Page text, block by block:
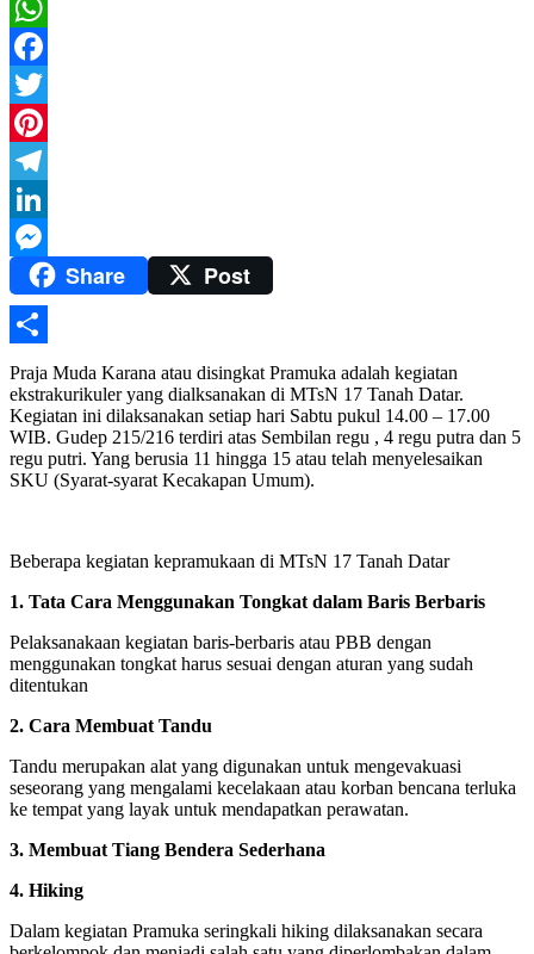
WhatsApp
Facebook
Twitter
Pinterest
Telegram
LinkedIn
MessengerShare Post
Share
Praja Muda Karana atau disingkat Pramuka adalah kegiatan
ekstrakurikuler yang dialksanakan di MTsN 17 Tanah Datar.
Kegiatan ini dilaksanakan setiap hari Sabtu pukul 14.00 – 17.00
WIB. Gudep 215/216 terdiri atas Sembilan regu , 4 regu putra dan 5
regu putri. Yang berusia 11 hingga 15 atau telah menyelesaikan
SKU (Syarat-syarat Kecakapan Umum).
Beberapa kegiatan kepramukaan di MTsN 17 Tanah Datar
1. Tata Cara Menggunakan Tongkat dalam Baris Berbaris
Pelaksanakaan kegiatan baris-berbaris atau PBB dengan
menggunakan tongkat harus sesuai dengan aturan yang sudah
ditentukan
2. Cara Membuat Tandu
Tandu merupakan alat yang digunakan untuk mengevakuasi
seseorang yang mengalami kecelakaan atau korban bencana terluka
ke tempat yang layak untuk mendapatkan perawatan.
3. Membuat Tiang Bendera Sederhana
4. Hiking
Dalam kegiatan Pramuka seringkali hiking dilaksanakan secara